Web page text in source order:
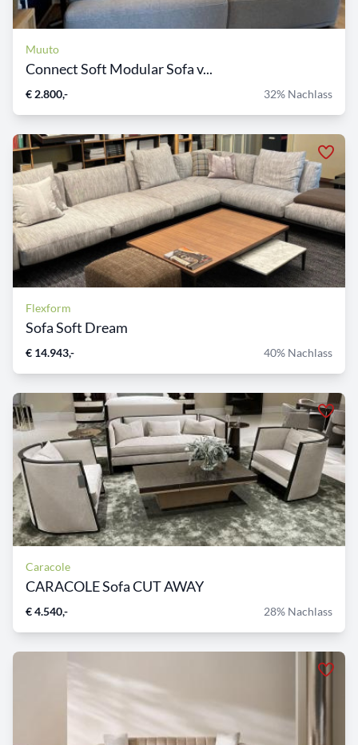
Muuto
Connect Soft Modular Sofa v...
€ 2.800,- 32% Nachlass
Flexform
Sofa Soft Dream
€ 14.943,- 40% Nachlass
Caracole
CARACOLE Sofa CUT AWAY
€ 4.540,- 28% Nachlass